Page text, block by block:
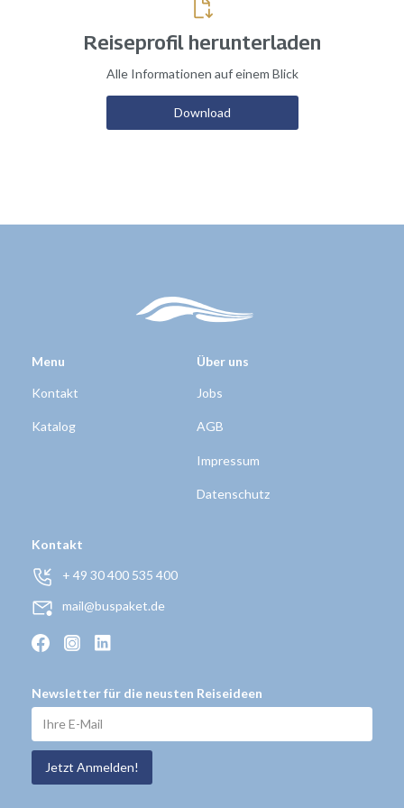
Reiseprofil herunterladen
Alle Informationen auf einem Blick
Download
Menu
Kontakt
Katalog
Über uns
Jobs
AGB
Impressum
Datenschutz
Kontakt
+ 49 30 400 535 400
mail@buspaket.de
Newsletter für die neusten Reiseideen